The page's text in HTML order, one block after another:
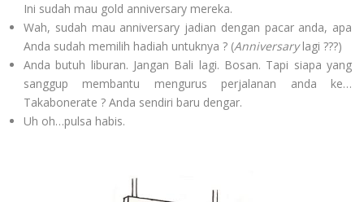
Ini sudah mau gold anniversary mereka.
Wah, sudah mau anniversary jadian dengan pacar anda, apa
Anda sudah memilih hadiah untuknya ? (Anniversarylagi ???)
Anda butuh liburan. Jangan Bali lagi. Bosan. Tapi siapa yang
sanggup membantu mengurus perjalanan anda ke…
Takabonerate ? Anda sendiri baru dengar.
Uh oh…pulsa habis.